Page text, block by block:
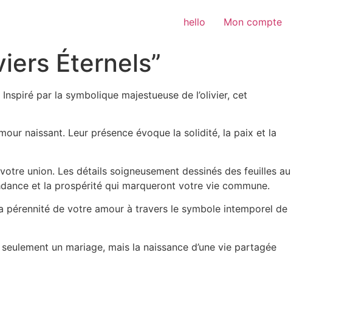
hello Mon compte
Éternels”
par la symbolique majestueuse de l’olivier, cet
naissant. Leur présence évoque la solidité, la paix et la
union. Les détails soigneusement dessinés des feuilles au
et la prospérité qui marqueront votre vie commune.
pérennité de votre amour à travers le symbole intemporel de
un mariage, mais la naissance d’une vie partagée